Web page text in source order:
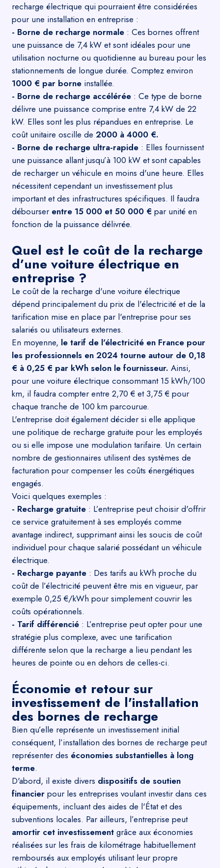
recharge électrique qui pourraient être considérées
pour une installation en entreprise :
- Borne de recharge normale : Ces bornes offrent
une puissance de 7,4 kW et sont idéales pour une
utilisation nocturne ou quotidienne au bureau pour les
stationnements de longue durée. Comptez environ
1000 € par borne installée.
- Borne de recharge accélérée : Ce type de borne
délivre une puissance comprise entre 7,4 kW de 22
kW. Elles sont les plus répandues en entreprise. Le
coût unitaire oscille de 2000 à 4000 €.
- Borne de recharge ultra-rapide : Elles fournissent
une puissance allant jusqu’à 100 kW et sont capables
de recharger un véhicule en moins d'une heure. Elles
nécessitent cependant un investissement plus
important et des infrastructures spécifiques. Il faudra
débourser entre 15 000 et 50 000 € par unité en
fonction de la puissance délivrée.
Quel est le coût de la recharge
d’une voiture électrique en
entreprise ?
Le coût de la recharge d'une voiture électrique
dépend principalement du prix de l'électricité et de la
tarification mise en place par l'entreprise pour ses
salariés ou utilisateurs externes.
En moyenne, le tarif de l'électricité en France pour
les professionnels en 2024 tourne autour de 0,18
€ à 0,25 € par kWh selon le fournisseur. Ainsi,
pour une voiture électrique consommant 15 kWh/100
km, il faudra compter entre 2,70 € et 3,75 € pour
chaque tranche de 100 km parcourue.
L'entreprise doit également décider si elle applique
une politique de recharge gratuite pour les employés
ou si elle impose une modulation tarifaire. Un certain
nombre de gestionnaires utilisent des systèmes de
facturation pour compenser les coûts énergétiques
engagés.
Voici quelques exemples :
- Recharge gratuite : L’entreprise peut choisir d'offrir
ce service gratuitement à ses employés comme
avantage indirect, supprimant ainsi les soucis de coût
individuel pour chaque salarié possédant un véhicule
électrique.
- Recharge payante : Des tarifs au kWh proche du
coût de l’électricité peuvent être mis en vigueur, par
exemple 0,25 €/kWh pour simplement couvrir les
coûts opérationnels.
- Tarif différencié : L’entreprise peut opter pour une
stratégie plus complexe, avec une tarification
différente selon que la recharge a lieu pendant les
heures de pointe ou en dehors de celles-ci.
Économie et retour sur
investissement de l'installation
des bornes de recharge
Bien qu’elle représente un investissement initial
conséquent, l’installation des bornes de recharge peut
représenter des économies substantielles à long
terme.
D'abord, il existe divers dispositifs de soutien
financier pour les entreprises voulant investir dans ces
équipements, incluant des aides de l'État et des
subventions locales. Par ailleurs, l’entreprise peut
amortir cet investissement grâce aux économies
réalisées sur les frais de kilométrage habituellement
remboursés aux employés utilisant leur propre